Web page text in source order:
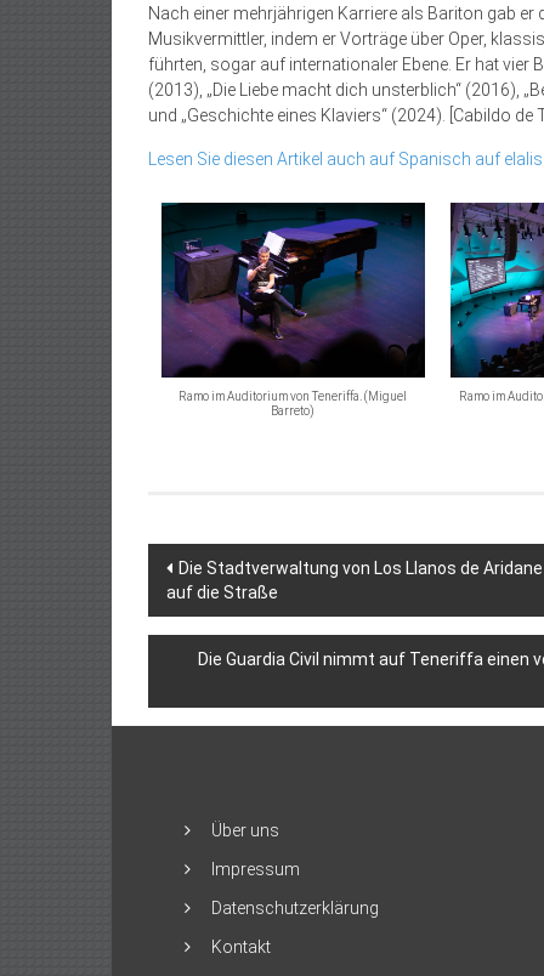
Nach einer mehrjährigen Karriere als Bariton gab
Musikvermittler, indem er Vorträge über Oper,
führten, sogar auf internationaler Ebene. Er hat vier
(2013), „Die Liebe macht dich unsterblich“ (2016),
und „Geschichte eines Klaviers“ (2024). [Cabildo de
Lesen Sie diesen Artikel auch auf Spanisch auf
Ramo im Auditorium von Teneriffa. (Miguel
Barreto)
Ramo im
Beitragsnavigation
Die Stadtverwaltung von Los Llanos de
auf die Straße
Die Guardia Civil nimmt auf Teneriffa einen
Über uns
Impressum
Datenschutzerklärung
Kontakt